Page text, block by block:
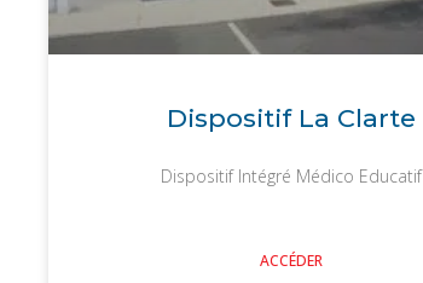
Dispositif La Clarte
Dispositif Intégré Médico Educatif
ACCÉDER